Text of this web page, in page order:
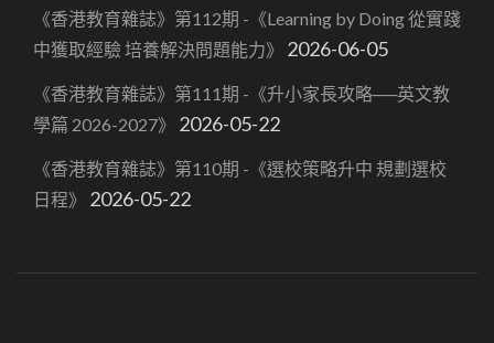
《香港教育雜誌》第112期 -《Learning by Doing 從實踐
中獲取經驗 培養解決問題能力》
2026-06-05
《香港教育雜誌》第111期 -《升小家長攻略──英文教
學篇 2026-2027》
2026-05-22
《香港教育雜誌》第110期 -《選校策略升中 規劃選校
日程》
2026-05-22